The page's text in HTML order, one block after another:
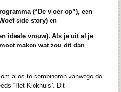
(“De vloer op”), een
side story) en
ideale vrouw). Als je uit al je
maken wat zou dit dan
alles te combineren vanwege de
“Het Klokhuis”. Dit